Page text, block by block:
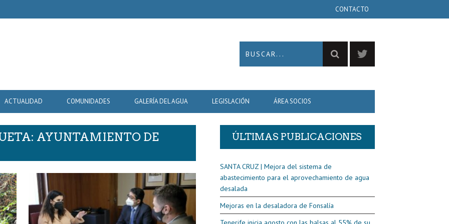
CONTACTO
ACTUALIDAD COMUNIDADES GALERÍA DEL AGUA LEGISLACIÓN ÁREA SOCIOS
AYUNTAMIENTO DE
ÚLTIMAS PUBLICACIONES
SANTA CRUZ | Mejora del sistema de
abastecimiento para el aprovechamiento de agua
desalada
Mejoras en la desaladora de Fonsalía